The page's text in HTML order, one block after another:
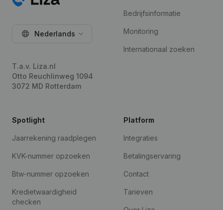
Nederlands
T.a.v. Liza.nl
Otto Reuchlinweg 1094
3072 MD Rotterdam
Bedrijfsinformatie
Monitoring
Internationaal zoeken
Spotlight
Jaarrekening raadplegen
KVK-nummer opzoeken
Btw-nummer opzoeken
Kredietwaardigheid
checken
Platform
Integraties
Betalingservaring
Contact
Tarieven